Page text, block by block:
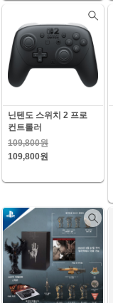
닌텐도 스위치 2 프로
컨트롤러
109,800원
109,800원